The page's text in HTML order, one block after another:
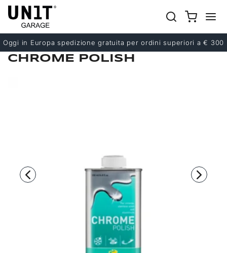
Oggi in Europa spedizione gratuita per ordini superiori a € 300
Precedente
Successivo
CHROME POLISH